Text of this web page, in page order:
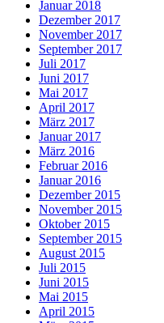
Januar 2018
Dezember 2017
November 2017
September 2017
Juli 2017
Juni 2017
Mai 2017
April 2017
März 2017
Januar 2017
März 2016
Februar 2016
Januar 2016
Dezember 2015
November 2015
Oktober 2015
September 2015
August 2015
Juli 2015
Juni 2015
Mai 2015
April 2015